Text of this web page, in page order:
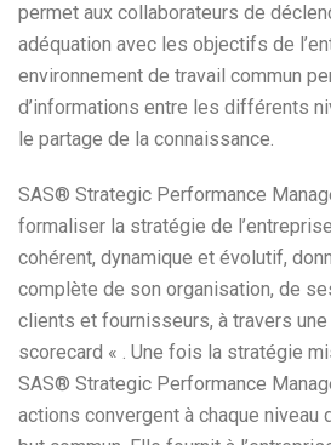
permet aux collaborateurs de
adéquation avec les objectifs de
environnement de travail commun
d’informations entre les différents
le partage de la connaissance.
SAS® Strategic Performance
formaliser la stratégie de
cohérent, dynamique et évolutif,
complète de son organisation, de
clients et fournisseurs, à travers
scorecard « . Une fois la stratégie
SAS® Strategic Performance
actions convergent à chaque niveau